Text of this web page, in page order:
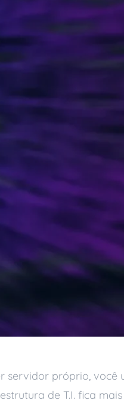
servidor próprio, você
de T.I. fica